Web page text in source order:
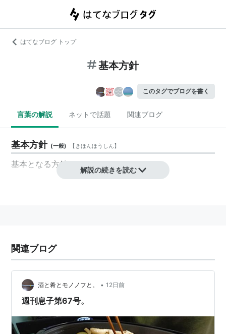
はてなブログ トップ
基本方針
このタグでブログを書く
言葉の解説 ネットで話題 関連ブログ
基本方針 (一般) 【きほんほうしん】
基本 となる方針
解説の続きを読む
関連ブログ
酒と肴とモノノフと。 • 12日前
週刊息子第67号。